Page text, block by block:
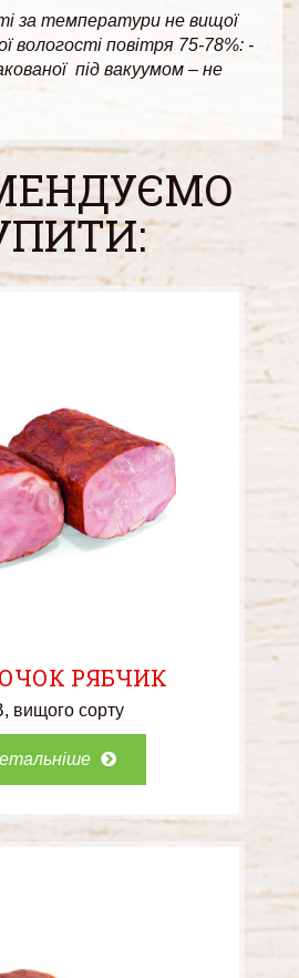
за температури не вищої
вологості повітря 75-78%: -
під вакуумом – не
РЯБЧИК
вищого сорту